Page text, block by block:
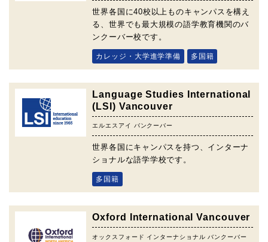
世界各国に40校以上ものキャンパスを構え
る、世界でも最大規模の語学教育機関のバ
ンクーバー校です。
カレッジ・大学進学準備 多国籍
Language Studies International
(LSI) Vancouver
エルエスアイ バンクーバー
世界各国にキャンパスを持つ、インターナ
ショナルな語学学校です。
多国籍
Oxford International Vancouver
オックスフォード インターナショナル バンクーバー